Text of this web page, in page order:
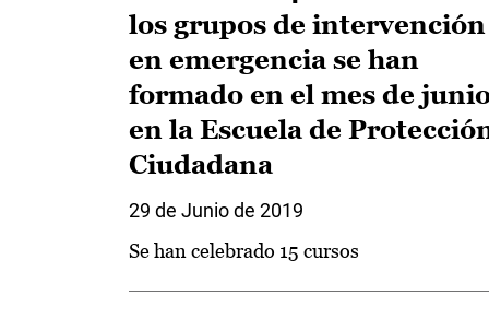
los grupos de intervención
en emergencia se han
formado en el mes de
en la Escuela de
Ciudadana
29 de Junio de 2019
Se han celebrado 15 cursos